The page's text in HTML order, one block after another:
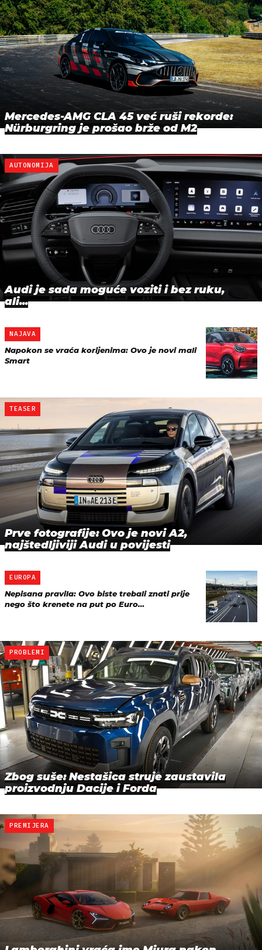
Mercedes-AMG CLA 45 već ruši rekorde:
Nürburgring je prošao brže od M2
AUTONOMIJA
Audi je sada moguće voziti i bez ruku,
ali...
NAJAVA
Napokon se vraća korijenima: Ovo je novi mali
Smart
TEASER
Prve fotografije: Ovo je novi A2,
najštedljiviji Audi u povijesti
EUROPA
Nepisana pravila: Ovo biste trebali znati prije
nego što krenete na put po Euro…
PROBLEMI
Zbog suše: Nestašica struje zaustavila
proizvodnju Dacije i Forda
PREMIJERA